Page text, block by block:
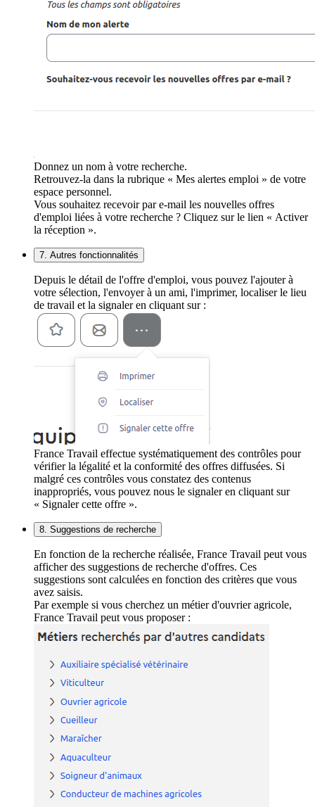
Donnez un nom à votre recherche.
Retrouvez-la dans la rubrique « Mes alertes emploi » de votre
espace personnel.
Vous souhaitez recevoir par e-mail les nouvelles offres
d'emploi liées à votre recherche ? Cliquez sur le lien « Activer
la réception ».
7. Autres fonctionnalités
Depuis le détail de l'offre d'emploi, vous pouvez l'ajouter à
votre sélection, l'envoyer à un ami, l'imprimer, localiser le lieu
de travail et la signaler en cliquant sur :
France Travail effectue systématiquement des contrôles pour
vérifier la légalité et la conformité des offres diffusées. Si
malgré ces contrôles vous constatez des contenus
inappropriés, vous pouvez nous le signaler en cliquant sur
« Signaler cette offre ».
8. Suggestions de recherche
En fonction de la recherche réalisée, France Travail peut vous
afficher des suggestions de recherche d'offres. Ces
suggestions sont calculées en fonction des critères que vous
avez saisis.
Par exemple si vous cherchez un métier d'ouvrier agricole,
France Travail peut vous proposer :